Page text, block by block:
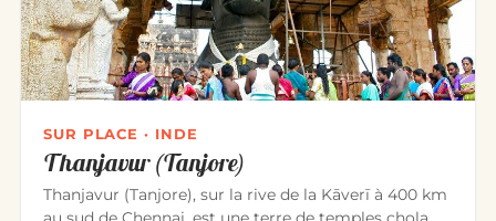
SUR PLACE · INDE
Thanjavur (Tanjore)
Thanjavur (Tanjore), sur la rive de la Kāverī à 400 km